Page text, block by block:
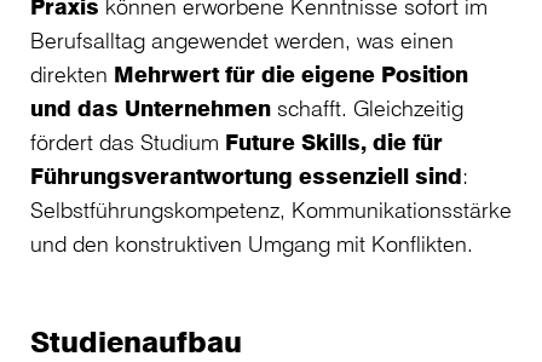
Praxis können erworbene Kenntnisse sofort im
Berufsalltag angewendet werden, was einen
direkten Mehrwert für die eigene Position
und das Unternehmen schafft. Gleichzeitig
fördert das Studium Future Skills, die für
Führungsverantwortung essenziell sind:
Selbstführungskompetenz, Kommunikationsstärke
und den konstruktiven Umgang mit Konflikten.
Studienaufbau